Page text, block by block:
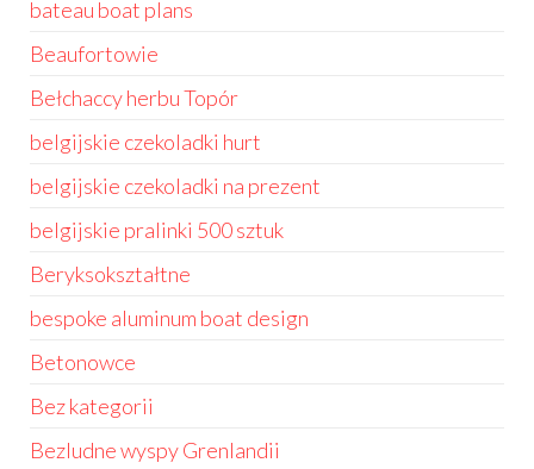
bateau boat plans
Beaufortowie
Bełchaccy herbu Topór
belgijskie czekoladki hurt
belgijskie czekoladki na prezent
belgijskie pralinki 500 sztuk
Beryksokształtne
bespoke aluminum boat design
Betonowce
Bez kategorii
Bezludne wyspy Grenlandii